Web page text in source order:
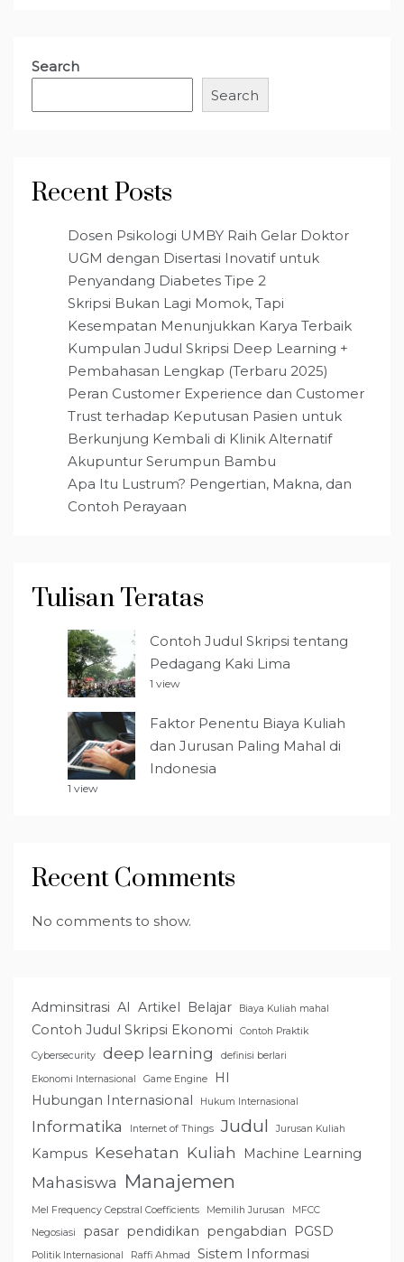
Search
Search
Recent Posts
Dosen Psikologi UMBY Raih Gelar Doktor
UGM dengan Disertasi Inovatif untuk
Penyandang Diabetes Tipe 2
Skripsi Bukan Lagi Momok, Tapi
Kesempatan Menunjukkan Karya Terbaik
Kumpulan Judul Skripsi Deep Learning +
Pembahasan Lengkap (Terbaru 2025)
Peran Customer Experience dan Customer
Trust terhadap Keputusan Pasien untuk
Berkunjung Kembali di Klinik Alternatif
Akupuntur Serumpun Bambu
Apa Itu Lustrum? Pengertian, Makna, dan
Contoh Perayaan
Tulisan Teratas
Contoh Judul Skripsi tentang
Pedagang Kaki Lima
1 view
Faktor Penentu Biaya Kuliah
dan Jurusan Paling Mahal di
Indonesia
1 view
Recent Comments
No comments to show.
Adminsitrasi AI Artikel Belajar Biaya Kuliah mahal
Contoh Judul Skripsi Ekonomi Contoh Praktik
Cybersecurity deep learning
definisi berlari
Ekonomi Internasional
Game Engine
HI
Hubungan Internasional
Hukum Internasional
Informatika Internet of Things Judul Jurusan Kuliah
Kampus Kesehatan Kuliah Machine Learning
Mahasiswa Manajemen
Mel Frequency Cepstral Coefficients Memilih Jurusan
MFCC
Negosiasi
pasar pendidikan pengabdian PGSD
Politik Internasional Raffi Ahmad Sistem Informasi